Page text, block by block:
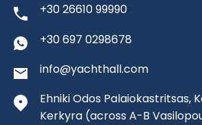
+30 26610 99990
+30 697 0298678
info@yachthall.com
Ehniki Odos Palaiokastritsas,
Kerkyra (across A-B